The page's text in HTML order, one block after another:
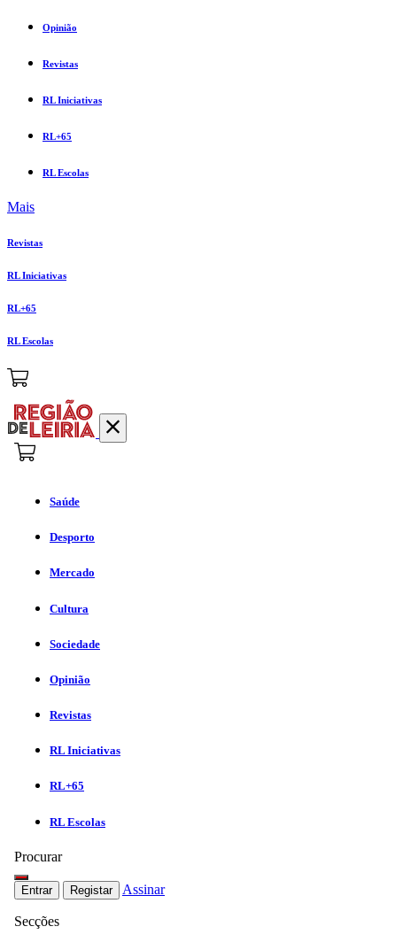
Opinião
Revistas
RL Iniciativas
RL+65
RL Escolas
Mais
Revistas
RL Iniciativas
RL+65
RL Escolas
Saúde
Desporto
Mercado
Cultura
Sociedade
Opinião
Revistas
RL Iniciativas
RL+65
RL Escolas
Procurar
Entrar Registar Assinar
Secções